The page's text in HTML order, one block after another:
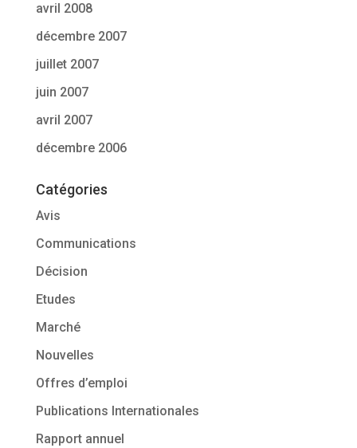
avril 2008
décembre 2007
juillet 2007
juin 2007
avril 2007
décembre 2006
Catégories
Avis
Communications
Décision
Etudes
Marché
Nouvelles
Offres d’emploi
Publications Internationales
Rapport annuel